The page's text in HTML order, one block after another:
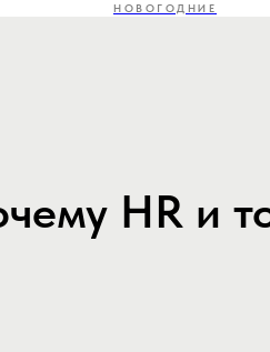
НОВОГОДНИЕ
HR и